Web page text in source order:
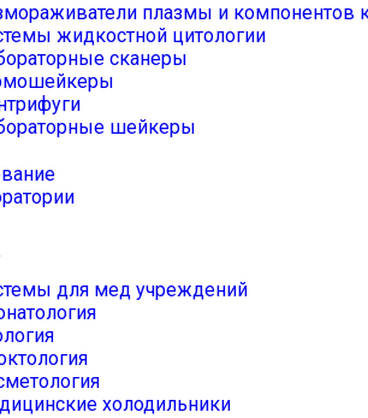
плазмы и компонентов
жидкостной цитологии
сканеры
шейкеры
для мед учреждений
холодильники